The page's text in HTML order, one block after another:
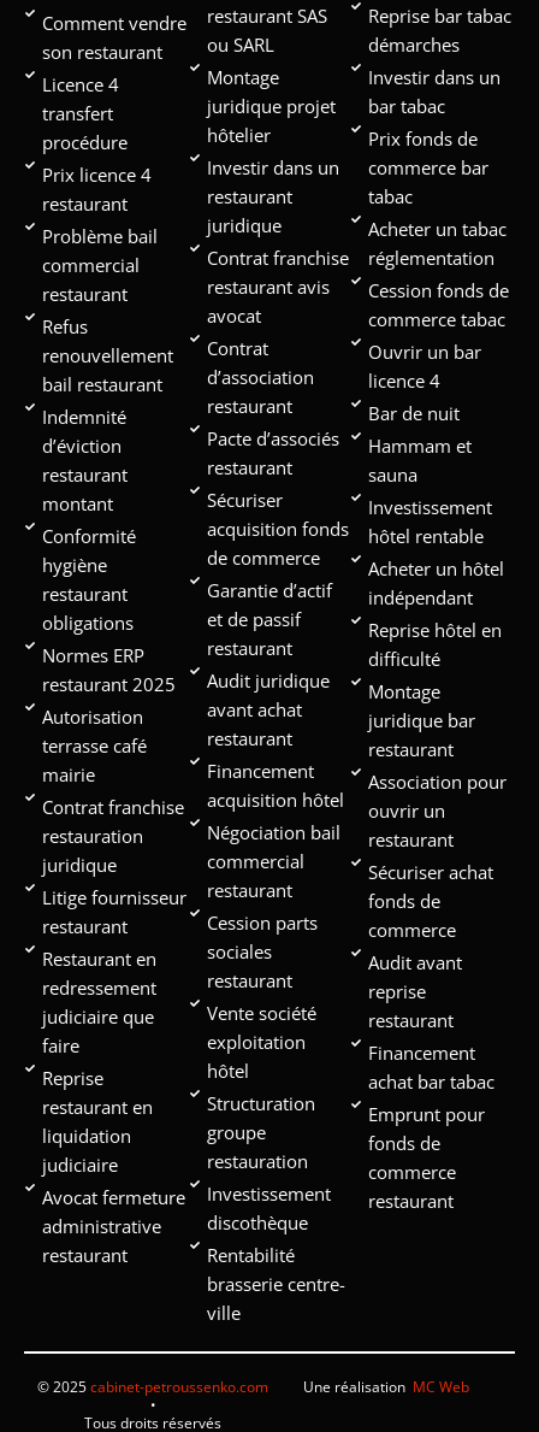
Comment vendre
son restaurant
Licence 4
transfert
procédure
Prix licence 4
restaurant
Problème bail
commercial
restaurant
Refus
renouvellement
bail restaurant
Indemnité
d’éviction
restaurant
montant
Conformité
hygiène
restaurant
obligations
Normes ERP
restaurant 2025
Autorisation
terrasse café
mairie
Contrat franchise
restauration
juridique
Litige fournisseur
restaurant
Restaurant en
redressement
judiciaire que
faire
Reprise
restaurant en
liquidation
judiciaire
Avocat fermeture
administrative
restaurant
restaurant SAS
ou SARL
Montage
juridique projet
hôtelier
Investir dans un
restaurant
juridique
Contrat franchise
restaurant avis
avocat
Contrat
d’association
restaurant
Pacte d’associés
restaurant
Sécuriser
acquisition fonds
de commerce
Garantie d’actif
et de passif
restaurant
Audit juridique
avant achat
restaurant
Financement
acquisition hôtel
Négociation bail
commercial
restaurant
Cession parts
sociales
restaurant
Vente société
exploitation
hôtel
Structuration
groupe
restauration
Investissement
discothèque
Rentabilité
brasserie centre-
ville
Reprise bar tabac
démarches
Investir dans un
bar tabac
Prix fonds de
commerce bar
tabac
Acheter un tabac
réglementation
Cession fonds de
commerce tabac
Ouvrir un bar
licence 4
Bar de nuit
Hammam et
sauna
Investissement
hôtel rentable
Acheter un hôtel
indépendant
Reprise hôtel en
difficulté
Montage
juridique bar
restaurant
Association pour
ouvrir un
restaurant
Sécuriser achat
fonds de
commerce
Audit avant
reprise
restaurant
Financement
achat bar tabac
Emprunt pour
fonds de
commerce
restaurant
© 2025cabinet-petroussenko.com
•
Tous droits réservés
Une réalisation MC Web